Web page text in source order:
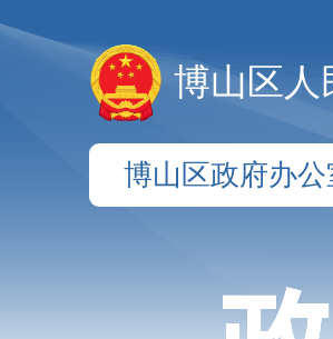
博山区人
博山区政府办公